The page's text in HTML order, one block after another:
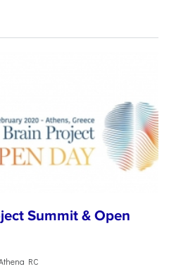
Summit & Open
RC